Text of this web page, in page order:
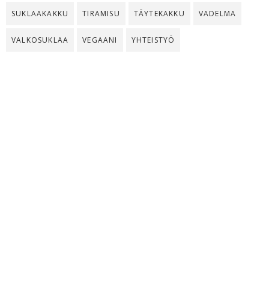
SUKLAAKAKKU TIRAMISU TÄYTEKAKKU VADELMA
VALKOSUKLAA VEGAANI YHTEISTYÖ